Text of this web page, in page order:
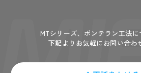
MTシリーズ、ボンテラン工法
下記よりお気軽にお問い合わ